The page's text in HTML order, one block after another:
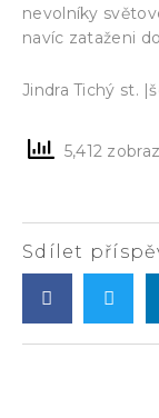
nevolníky
navíc zataženi
Jindra Tichý st.
5,412
Sdílet